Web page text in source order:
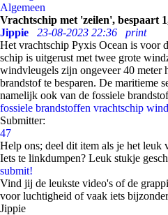
Algemeen
Vrachtschip met 'zeilen', bespaart
Jippie
23-08-2023 22:36
print
Het vrachtschip Pyxis Ocean is voor
schip is uitgerust met twee grote
windvleugels zijn ongeveer 40 meter
brandstof te besparen. De maritieme
namelijk ook van de fossiele
fossiele brandstoffen vrachtschip
Submitter:
47
Help ons; deel dit item als je het leuk
Iets te linkdumpen? Leuk stukje
submit!
Vind jij de leukste video's of de
voor luchtigheid of vaak iets
Jippie